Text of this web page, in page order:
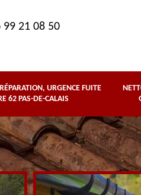
99 21 08 50
URGENCE FUITE
62 PAS-DE-CALAIS